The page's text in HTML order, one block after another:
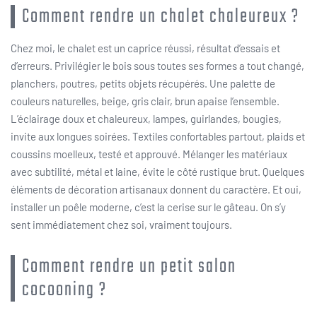
Comment rendre un chalet chaleureux ?
Chez moi, le chalet est un caprice réussi, résultat d’essais et
d’erreurs. Privilégier le bois sous toutes ses formes a tout changé,
planchers, poutres, petits objets récupérés. Une palette de
couleurs naturelles, beige, gris clair, brun apaise l’ensemble.
L’éclairage doux et chaleureux, lampes, guirlandes, bougies,
invite aux longues soirées. Textiles confortables partout, plaids et
coussins moelleux, testé et approuvé. Mélanger les matériaux
avec subtilité, métal et laine, évite le côté rustique brut. Quelques
éléments de décoration artisanaux donnent du caractère. Et oui,
installer un poêle moderne, c’est la cerise sur le gâteau. On s’y
sent immédiatement chez soi, vraiment toujours.
Comment rendre un petit salon
cocooning ?